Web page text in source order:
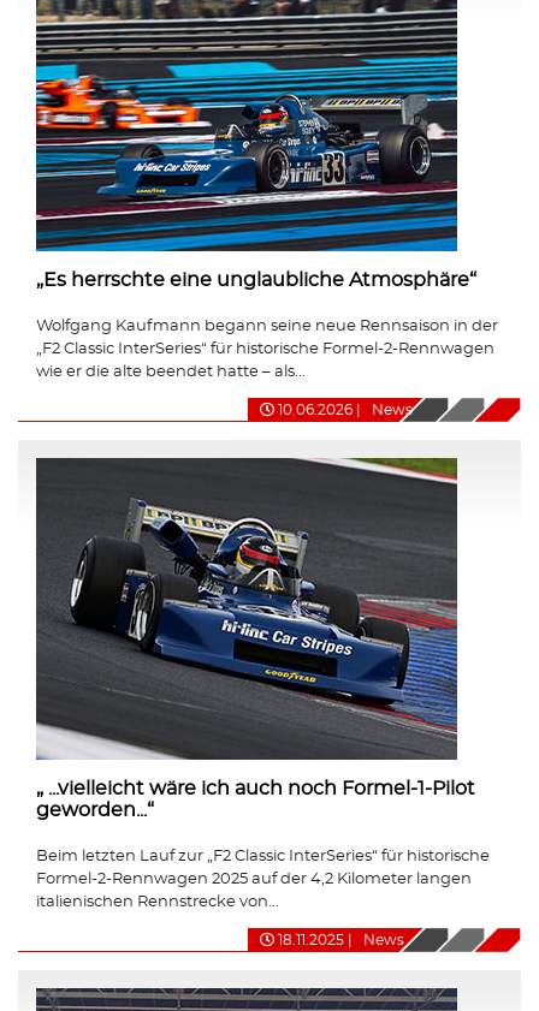
„Es herrschte eine unglaubliche Atmosphäre“
Wolfgang Kaufmann begann seine neue Rennsaison in der
„F2 Classic InterSeries“ für historische Formel-2-Rennwagen
wie er die alte beendet hatte – als...
10.06.2026 News
„ ...vielleicht wäre ich auch noch Formel-1-Pilot
geworden...“
Beim letzten Lauf zur „F2 Classic InterSeries“ für historische
Formel-2-Rennwagen 2025 auf der 4,2 Kilometer langen
italienischen Rennstrecke von...
18.11.2025 News